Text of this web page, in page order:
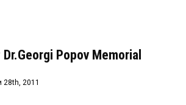
Popov Memorial
28th, 2011